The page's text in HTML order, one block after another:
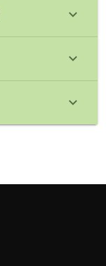
keyboard_arrow_down
keyboard_arrow_down
keyboard_arrow_down